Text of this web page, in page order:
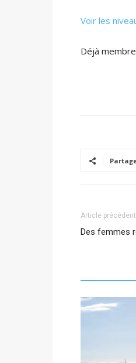
Voir les
Déjà
Article précédent
Des femmes